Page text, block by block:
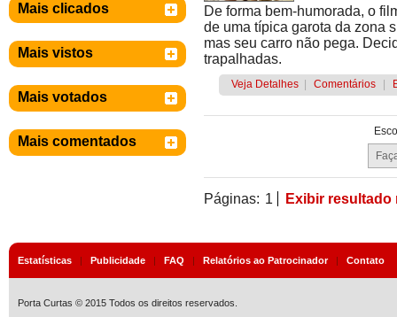
Mais clicados
Mais vistos
Mais votados
Mais comentados
De forma bem-humorada, o
de uma típica garota da zona
mas seu carro não pega.
trapalhadas.
Veja Detalhes Comentários
Páginas: 1 Exibir resultado
Estatísticas | Publicidade | FAQ | Relatórios ao Patrocinador| Contato
Porta Curtas © 2015 Todos os direitos reservados.